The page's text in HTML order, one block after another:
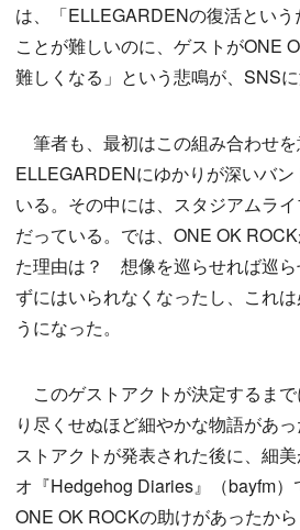
は、「ELLEGARDENの復活とい
ことが難しいのに、ゲストがONE
難しくなる」という悲鳴が、SNSに
筆者も、最初はこの組み合わせを
ELLEGARDENにゆかりが深いバ
いる。その中には、スタジアムラ
だっている。では、ONE OK
た理由は？ 想像を巡らせれば巡
ずにはいられなくなったし、これ
うになった。
このゲストアクトが決定するま
り尽くせぬほど細やかな物語があ
ストアクトが発表された後に、細
オ『Hedgehog Diaries』（bayfm
ONE OK ROCKの助けがあったか